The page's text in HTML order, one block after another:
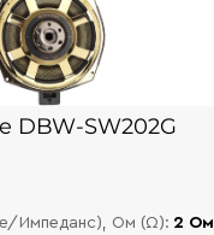
DBW-SW202G
Импеданс), Ом (Ω): 2 Ом